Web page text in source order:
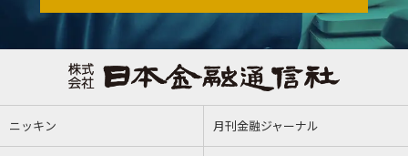
ニッキン 月刊金融ジャーナル